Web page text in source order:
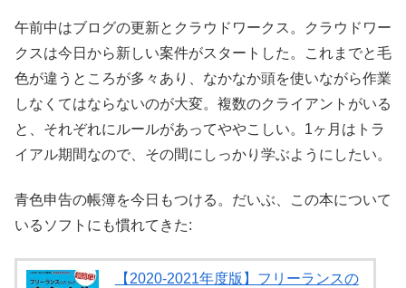
午前中はブログの更新とクラウドワークス。クラウドワー
クスは今日から新しい案件がスタートした。これまでと毛
色が違うところが多々あり、なかなか頭を使いながら作業
しなくてはならないのが大変。複数のクライアントがいる
と、それぞれにルールがあってややこしい。1ヶ月はトラ
イアル期間なので、その間にしっかり学ぶようにしたい。
青色申告の帳簿を今日もつける。だいぶ、この本について
いるソフトにも慣れてきた:
【2020-2021年度版】フリーランスの